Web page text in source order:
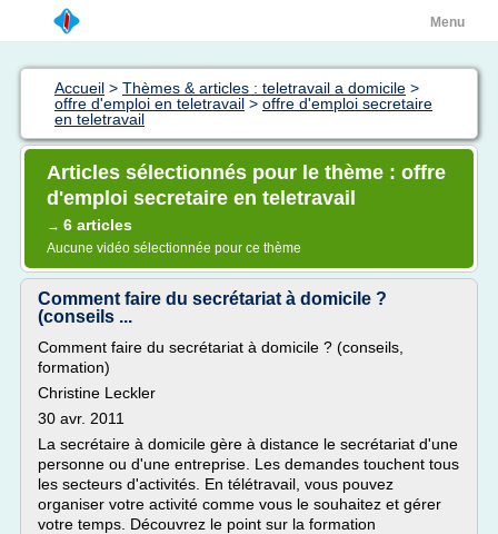
Menu
Accueil > Thèmes & articles : teletravail a domicile >
offre d'emploi en teletravail > offre d'emploi secretaire
en teletravail
Articles sélectionnés pour le thème : offre
d'emploi secretaire en teletravail
→ 6 articles
Aucune vidéo sélectionnée pour ce thème
Comment faire du secrétariat à domicile ?
(conseils ...
Comment faire du secrétariat à domicile ? (conseils,
formation)
Christine Leckler
30 avr. 2011
La secrétaire à domicile gère à distance le secrétariat d'une
personne ou d'une entreprise. Les demandes touchent tous
les secteurs d'activités. En télétravail, vous pouvez
organiser votre activité comme vous le souhaitez et gérer
votre temps. Découvrez le point sur la formation